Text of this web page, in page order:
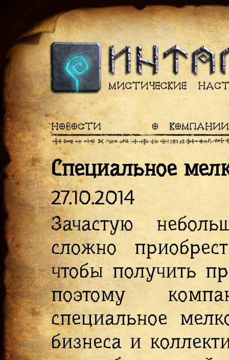
НОВОСТИ О КОМПАНИИ
Специальное
27.10.2014
Зачастую
сложно
чтобы получить
поэтому
специальное
бизнеса и